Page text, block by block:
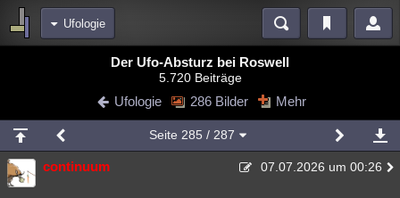
Ufologie
Blogs Videos
Chat Wiki Neuigkeiten
meine Rubriken
Menschen Wissenschaft Mystery Kriminalfälle
Der Ufo-Absturz bei Roswell
5.720 Beiträge
Ufologie 286 Bilder Mehr
Seite 285 / 287
continuum 07.07.2026 um 00:26